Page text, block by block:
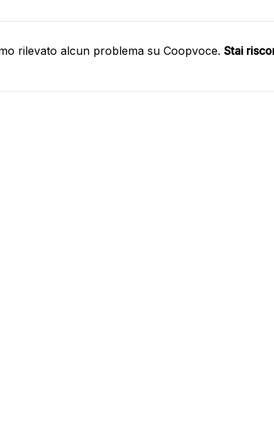
rilevato alcun problema su Coopvoce. Stai